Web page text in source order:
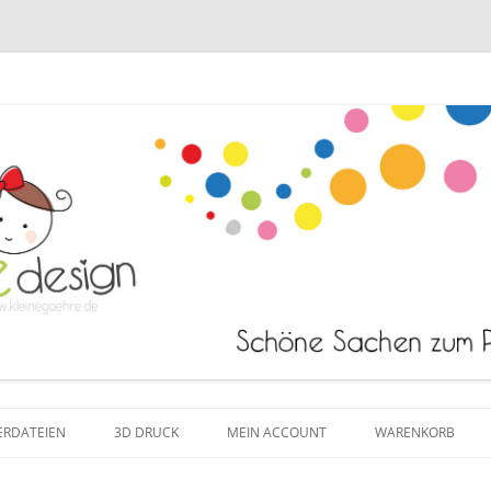
3D DRUCK MEIN ACCOUNT WARENKORB